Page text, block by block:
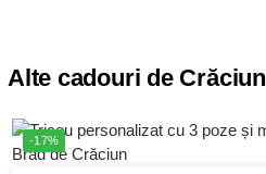
Alte cadouri de Crăciun
-17%